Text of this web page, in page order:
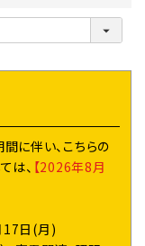
(
)
に伴い、こちらの
は、 【2026年8月
17日(月)